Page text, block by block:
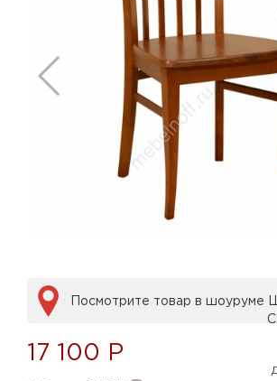
Посмотрите товар в шоуруме
17 100 Р